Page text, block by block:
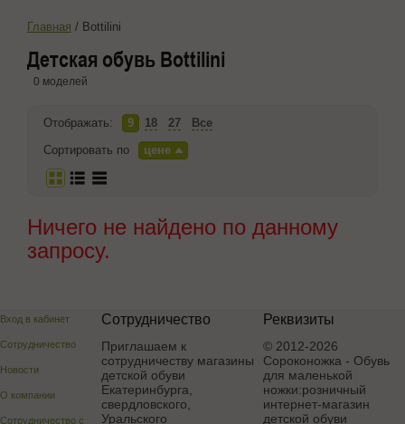
Главная / Bottilini
Детская обувь Bottilini
0 моделей
Отображать: 9 18 27
Все
Сортировать по
цене
Ничего не найдено по данному
запросу.
Вход в кабинет
Сотрудничество
Новости
О компании
Сотрудничество с
Сотрудничество
Приглашаем к
сотрудничеству магазины
детской обуви
Екатеринбурга,
свердловского,
Уральского
Реквизиты
© 2012-2026
Сороконожка - Обувь
для маленькой
ножки:розничный
интернет-магазин
детской обуви